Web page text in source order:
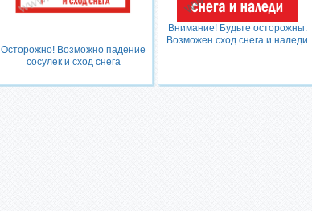
Осторожно! Возможно падение
сосулек и сход снега
Внимание! Будьте осторожны.
Возможен сход снега и наледи